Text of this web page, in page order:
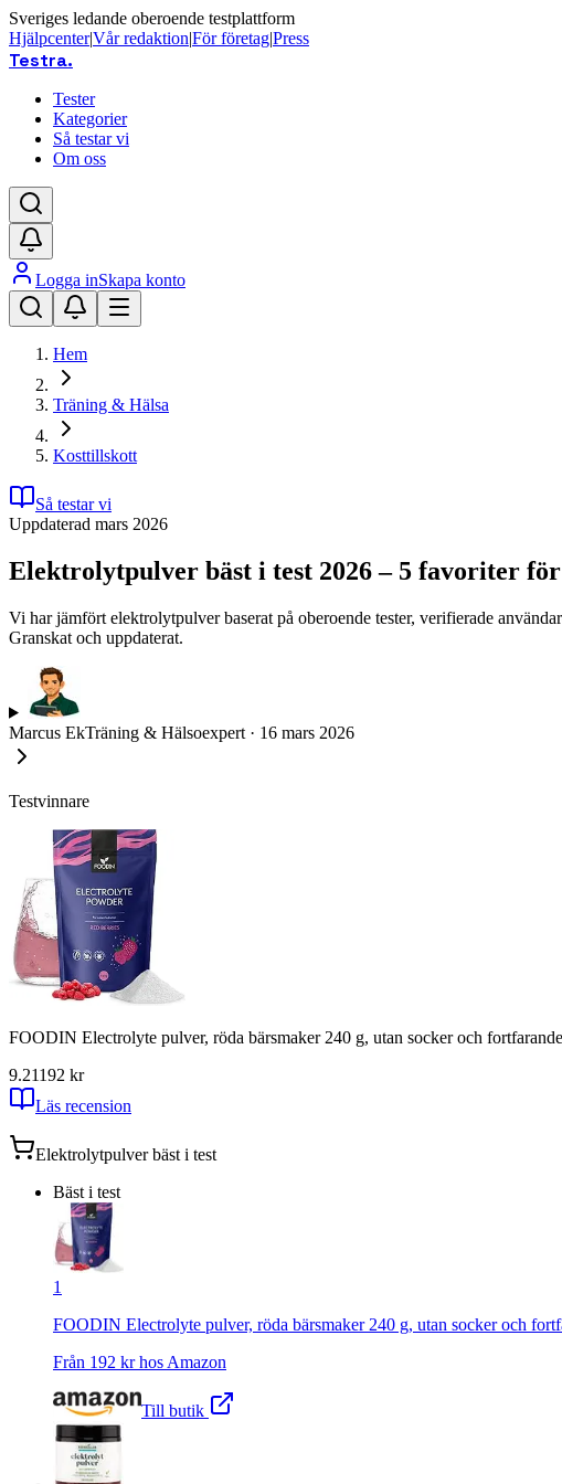
Sveriges ledande oberoende testplattform
Hjälpcenter|Vår redaktion|För företag|Press
Testra.
Tester
Kategorier
Så testar vi
Om oss
Logga inSkapa konto
Hem
Träning & Hälsa
Kosttillskott
Så testar vi
Uppdaterad mars 2026
Elektrolytpulver bäst i test 2026 – 5 favoriter
Vi har jämfört elektrolytpulver baserat på oberoende tester, verifierade
Granskat och uppdaterat.
Marcus EkTräning & Hälsoexpert · 16 mars 2026
Testvinnare
FOODIN Electrolyte pulver, röda bärsmaker 240 g, utan socker och
9.21192 kr
Läs recension
Elektrolytpulverbäst i test
Bäst i test
1
FOODIN Electrolyte pulver, röda bärsmaker 240 g, utan socker och
Från 192 kr hos Amazon
Till butik